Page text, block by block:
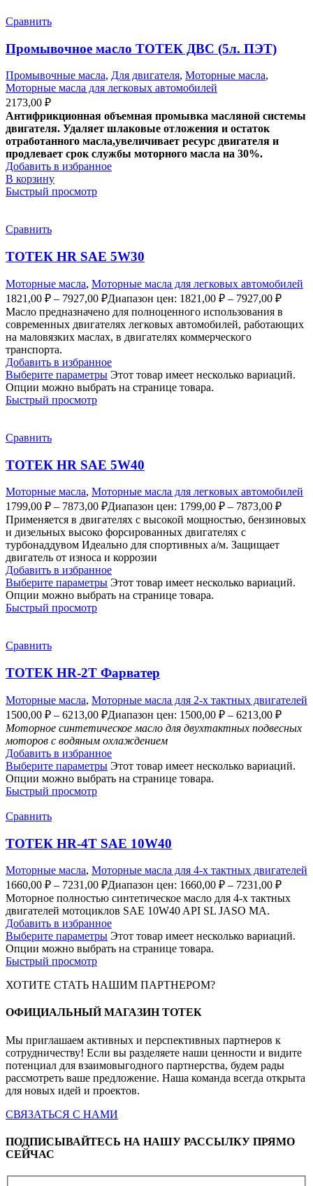
Сравнить
Промывочное масло ТОТЕК ДВС (5л. ПЭТ)
Промывочные масла, Для двигателя, Моторные масла,
Моторные масла для легковых автомобилей
2173,00 ₽
Антифрикционная объемная промывка масляной системы
двигателя. Удаляет шлаковые отложения и остаток
отработанного масла,увеличивает ресурс двигателя и
продлевает срок службы моторного масла на 30%.
Добавить в избранное
В корзину
Быстрый просмотр
Сравнить
ТОТЕК HR SAE 5W30
Моторные масла, Моторные масла для легковых автомобилей
1821,00 ₽ – 7927,00 ₽Диапазон цен: 1821,00 ₽ – 7927,00 ₽
Масло предназначено для полноценного использования в
современных двигателях легковых автомобилей, работающих
на маловязких маслах, в двигателях коммерческого
транспорта.
Добавить в избранное
Выберите параметры Этот товар имеет несколько вариаций.
Опции можно выбрать на странице товара.
Быстрый просмотр
Сравнить
ТОТЕК HR SAE 5W40
Моторные масла, Моторные масла для легковых автомобилей
1799,00 ₽ – 7873,00 ₽Диапазон цен: 1799,00 ₽ – 7873,00 ₽
Применяется в двигателях с высокой мощностью, бензиновых
и дизельных высоко форсированных двигателях с
турбонаддувом Идеально для спортивных а/м. Защищает
двигатель от износа и коррозии
Добавить в избранное
Выберите параметры Этот товар имеет несколько вариаций.
Опции можно выбрать на странице товара.
Быстрый просмотр
Сравнить
ТОТЕК HR-2T Фарватер
Моторные масла, Моторные масла для 2-х тактных двигателей
1500,00 ₽ – 6213,00 ₽Диапазон цен: 1500,00 ₽ – 6213,00 ₽
Моторное синтетическое масло для двухтактных подвесных
моторов с водяным охлаждением
Добавить в избранное
Выберите параметры Этот товар имеет несколько вариаций.
Опции можно выбрать на странице товара.
Быстрый просмотр
Сравнить
ТОТЕК HR-4T SAE 10W40
Моторные масла, Моторные масла для 4-х тактных двигателей
1660,00 ₽ – 7231,00 ₽Диапазон цен: 1660,00 ₽ – 7231,00 ₽
Моторное полностью синтетическое масло для 4-х тактных
двигателей мотоциклов SAE 10W40 API SL JASO MA.
Добавить в избранное
Выберите параметры Этот товар имеет несколько вариаций.
Опции можно выбрать на странице товара.
Быстрый просмотр
ХОТИТЕ СТАТЬ НАШИМ ПАРТНЕРОМ?
ОФИЦИАЛЬНЫЙ МАГАЗИН ТОТЕК
Мы приглашаем активных и перспективных партнеров к
сотрудничеству! Если вы разделяете наши ценности и видите
потенциал для взаимовыгодного партнерства, будем рады
рассмотреть ваше предложение. Наша команда всегда открыта
для новых идей и проектов.
СВЯЗАТЬСЯ С НАМИ
ПОДПИСЫВАЙТЕСЬ НА НАШУ РАССЫЛКУ ПРЯМО
СЕЙЧАС